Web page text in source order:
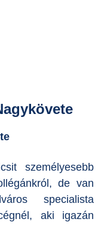
személyesebb
de van
specialista
aki igazán